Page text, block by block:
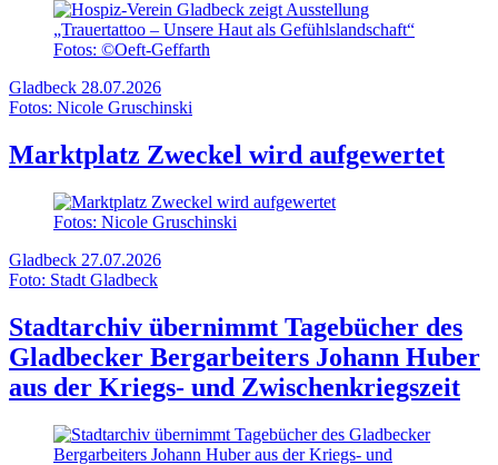
Fotos: ©Oeft-Geffarth
Gladbeck 28.07.2026
Fotos: Nicole Gruschinski
Marktplatz Zweckel wird aufgewertet
Fotos: Nicole Gruschinski
Gladbeck 27.07.2026
Foto: Stadt Gladbeck
Stadtarchiv übernimmt Tagebücher des
Gladbecker Bergarbeiters Johann Huber
aus der Kriegs- und Zwischenkriegszeit